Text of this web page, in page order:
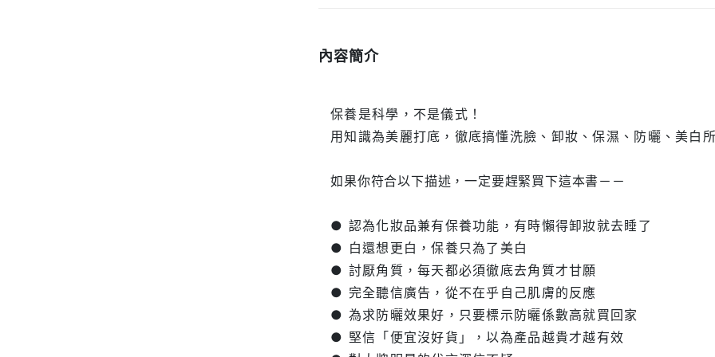
內容簡介
保養是科學，不是儀式！
用知識為美麗打底，徹底搞懂洗臉、卸妝、保濕、防曬、美白
如果你符合以下描述，一定要趕緊買下這本書－－
● 認為化妝品兼有保養功能，有時懶得卸妝就去睡了
● 白還想更白，保養只為了美白
● 討厭角質，每天都必須徹底去角質才甘願
● 完全聽信廣告，從不在乎自己肌膚的反應
● 為求防曬效果好，只要標示防曬係數高就買回家
● 堅信「便宜沒好貨」，以為產品越貴才越有效